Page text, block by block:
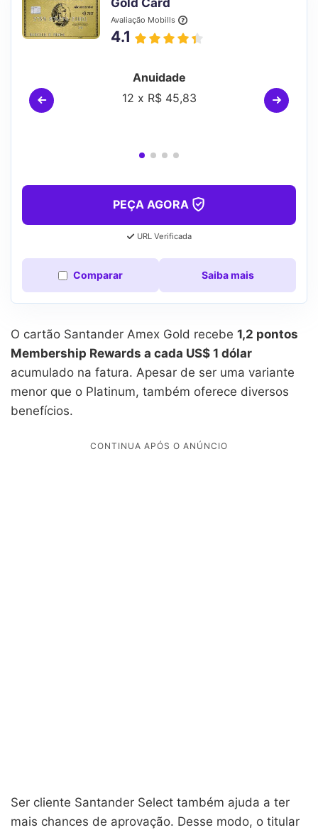
Gold Card
Avaliação Mobills
4.1
Anuidade
12 x R$ 45,83
PEÇA AGORA
URL Verificada
Comparar Saiba mais
O cartão Santander Amex Gold recebe 1,2 pontos
Membership Rewards a cada US$ 1 dólar
acumulado na fatura. Apesar de ser uma variante
menor que o Platinum, também oferece diversos
benefícios.
Ser cliente Santander Select também ajuda a ter
mais chances de aprovação. Desse modo, o titular